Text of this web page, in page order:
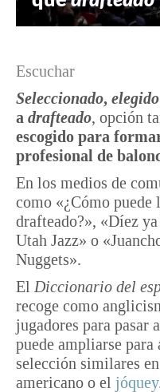
Escuchar
Seleccionado, elegido
a drafteado, opción
escogido para
profesional de
En los medios de
como «¿Cómo
drafteado?», «Díez
Utah Jazz» o
Nuggets».
El Diccionario del
recoge como
jugadores para pasar
puede ampliarse para
selección similares
americano o el jóquey